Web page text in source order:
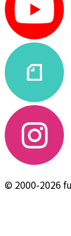
© 2000-2026